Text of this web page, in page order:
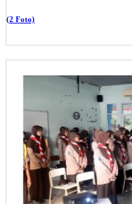
(2 Foto)